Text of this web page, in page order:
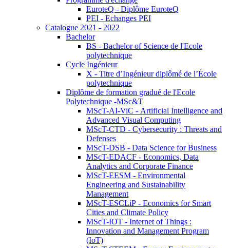
EuroteQ - Diplôme EuroteQ
PEI - Echanges PEI
Catalogue 2021 - 2022
Bachelor
BS - Bachelor of Science de l'Ecole
polytechnique
Cycle Ingénieur
X - Titre d’Ingénieur diplômé de l’École
polytechnique
Diplôme de formation gradué de l'Ecole
Polytechnique -MSc&T
MScT-AI-ViC - Artificial Intelligence and
Advanced Visual Computing
MScT-CTD - Cybersecurity : Threats and
Defenses
MScT-DSB - Data Science for Business
MScT-EDACF - Economics, Data
Analytics and Corporate Finance
MScT-EESM - Environmental
Engineering and Sustainability
Management
MScT-ESCLiP - Economics for Smart
Cities and Climate Policy
MScT-IOT - Internet of Things :
Innovation and Management Program
(IoT)